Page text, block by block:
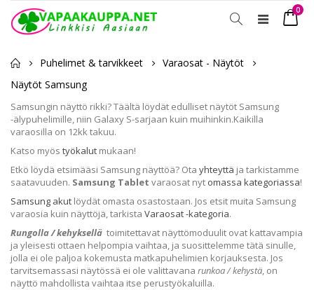
Toggle
0
Puhelimet & tarvikkeet
Varaosat - Näytöt
Näytöt Samsung
Samsungin näyttö rikki? Täältä löydät edulliset näytöt Samsung
-älypuhelimille, niin Galaxy S-sarjaan kuin muihinkin.Kaikilla
varaosilla on 12kk takuu.
Katso myös työkalut mukaan!
Etkö löydä etsimääsi Samsung näyttöä? Ota yhteyttä ja tarkistamme
saatavuuden. Samsung Tablet varaosat nyt omassa kategoriassa!
Samsung akut löydät omasta osastostaan. Jos etsit muita Samsung
varaosia kuin näyttöjä, tarkista Varaosat -kategoria.
Rungolla / kehyksellä toimitettavat näyttömoduulit ovat kattavampia
ja yleisesti ottaen helpompia vaihtaa, ja suosittelemme tätä sinulle,
jolla ei ole paljoa kokemusta matkapuhelimien korjauksesta. Jos
tarvitsemassasi näytössä ei ole valittavana runkoa / kehystä, on
näyttö mahdollista vaihtaa itse perustyökaluilla.